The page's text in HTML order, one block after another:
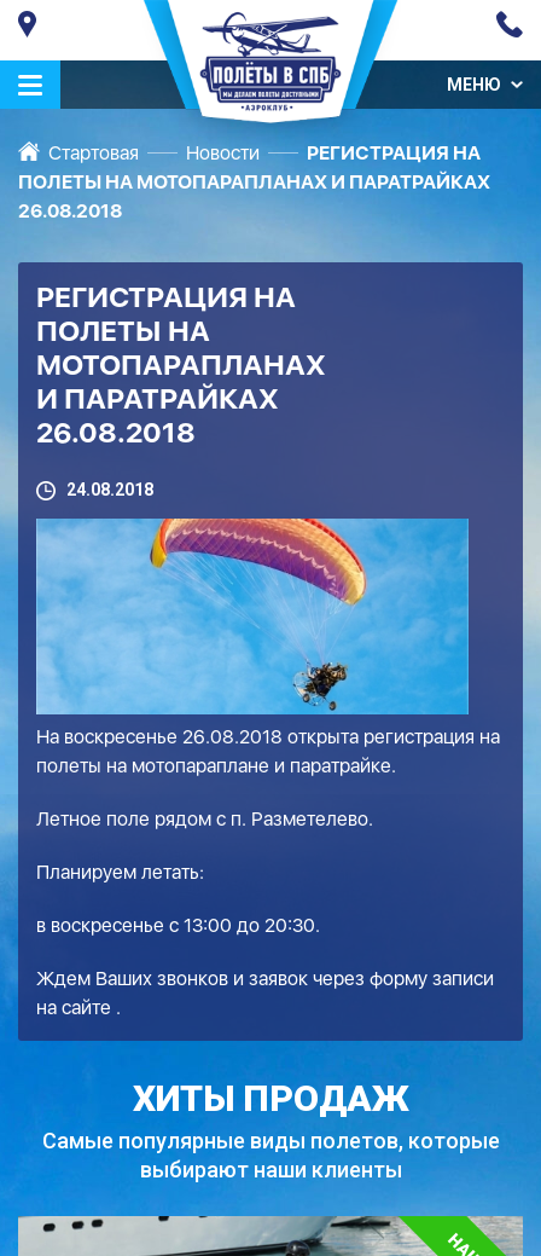
МЕНЮ
Стартовая Новости
РЕГИСТРАЦИЯ НА
ПОЛЕТЫ НА МОТОПАРАПЛАНАХ И ПАРАТРАЙКАХ
26.08.2018
РЕГИСТРАЦИЯ НА
ПОЛЕТЫ НА
МОТОПАРАПЛАНАХ
И ПАРАТРАЙКАХ
26.08.2018
24.08.2018
На воскресенье 26.08.2018 открыта регистрация на
полеты на мотопараплане и паратрайке.
Летное поле рядом с п. Разметелево.
Планируем летать:
в воскресенье с 13:00 до 20:30.
Ждем Ваших звонков и заявок через форму записи
на сайте .
ХИТЫ ПРОДАЖ
Самые популярные виды полетов, которые
выбирают наши клиенты